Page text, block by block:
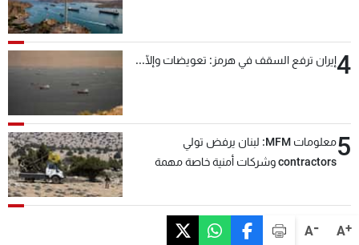
A+
A-
4إيران ترفع السقف في هرمز: تعويضات وإلّا...
5
معلومات MFM: لبنان يرفض تولي
contractors وشركات أمنية خاصة مهمة